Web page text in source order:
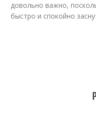
довольно важно,
быстро и спокойно